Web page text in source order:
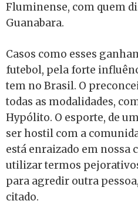
Fluminense, com quem
Guanabara.
Casos como esses
futebol, pela forte
tem no Brasil. O
todas as modalidades,
Hypólito. O esporte, de
ser hostil com a
está enraizado em nossa
utilizar termos
para agredir outra
citado.